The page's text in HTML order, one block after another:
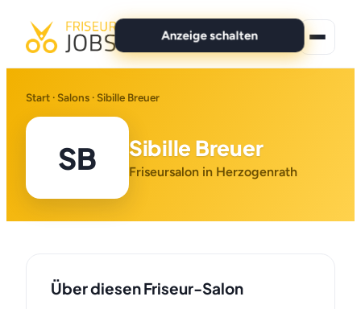
Anzeige schalten
Alle Jobs
Für Bewerber
Anzeige schalten
Start · Salons · Sibille Breuer
SB Sibille Breuer
Friseursalon in Herzogenrath
Über diesen Friseur-Salon